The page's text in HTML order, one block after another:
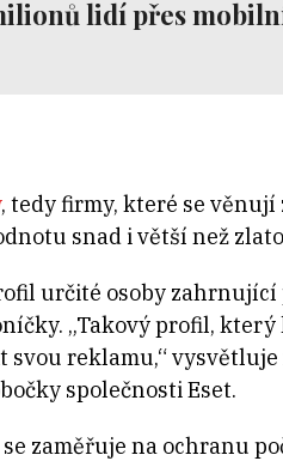
lidí přes
, tedy firmy, které se
snad i větší než
určité osoby
„Takový profil, který
reklamu,“ vysvětluje
společnosti Eset.
zaměřuje na ochranu